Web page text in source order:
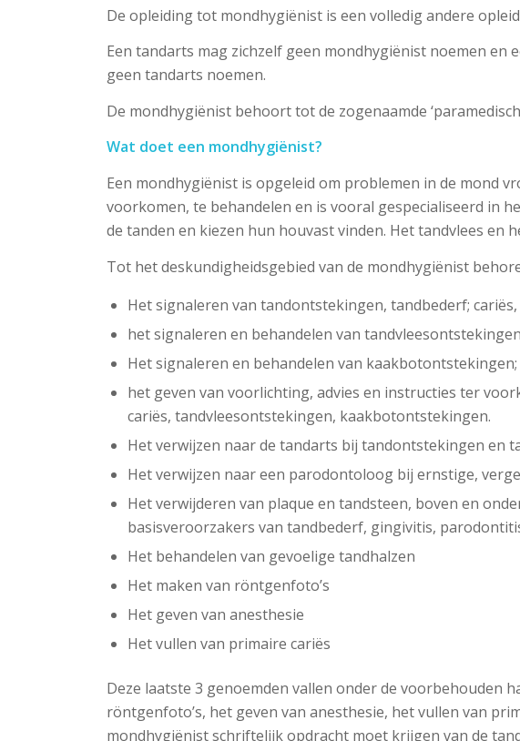
De opleiding tot mondhygiënist is een volledig andere
Een tandarts mag zichzelf geen mondhygiënist noemen en
geen tandarts noemen.
De mondhygiënist behoort tot de zogenaamde
Wat doet een mondhygiënist?
Een mondhygiënist is opgeleid om problemen in de mond
voorkomen, te behandelen en is vooral gespecialiseerd in
de tanden en kiezen hun houvast vinden. Het tandvlees en
Tot het deskundigheidsgebied van de mondhygiënist
Het signaleren van tandontstekingen, tandbederf; cariës,
het signaleren en behandelen van
Het signaleren en behandelen van
het geven van voorlichting, advies en instructies ter
cariës, tandvleesontstekingen, kaakbotontstekingen.
Het verwijzen naar de tandarts bij tandontstekingen en
Het verwijzen naar een parodontoloog bij ernstige,
Het verwijderen van plaque en tandsteen, boven en
basisveroorzakers van tandbederf, gingivitis,
Het behandelen van gevoelige tandhalzen
Het maken van röntgenfoto’s
Het geven van anesthesie
Het vullen van primaire cariës
Deze laatste 3 genoemden vallen onder de voorbehouden
röntgenfoto’s, het geven van anesthesie, het vullen van
mondhygiënist schriftelijk opdracht moet krijgen van de